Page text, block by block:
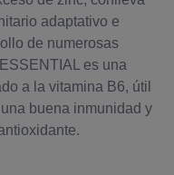
adaptativo e
de numerosas
es una
a la vitamina B6, útil
buena inmunidad y